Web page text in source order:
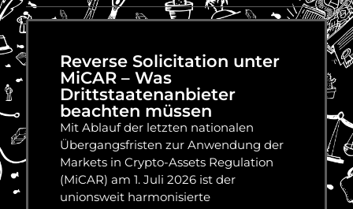
Reverse Solicitation unter
MiCAR – Was
Drittstaatenanbieter
beachten müssen
Mit Ablauf der letzten nationalen
Übergangsfristen zur Anwendung der
Markets in Crypto-Assets Regulation
(MiCAR) am 1. Juli 2026 ist der
unionsweit harmonisierte